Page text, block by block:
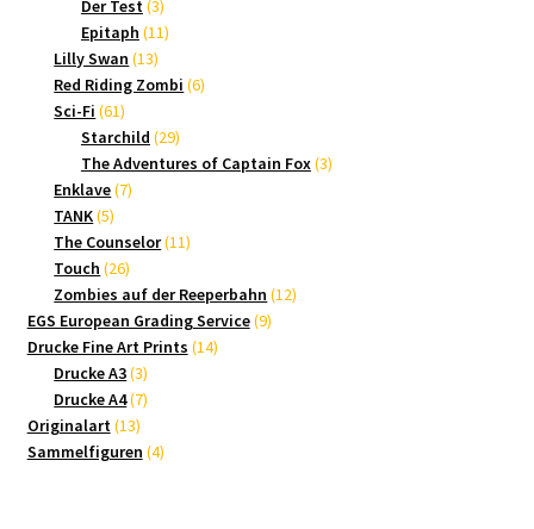
Der Test 33
Produkte
Epitaph 1111
Lilly Swan 1313
Produkte
Red Riding Zombi 66
Sci-Fi 6161
Produkte
Starchild 2929
Produkte
The Adventures of Captain Fox 33
Enklave 77
TANK 55
Produkte
The Counselor 1111
Touch 2626
Produkte
Zombies auf der Reeperbahn 1212
EGS European Grading Service 99
Drucke Fine Art Prints 1414
Drucke A3 33
Produkte
Drucke A4 77
Originalart 1313
Produkte
Sammelfiguren 44